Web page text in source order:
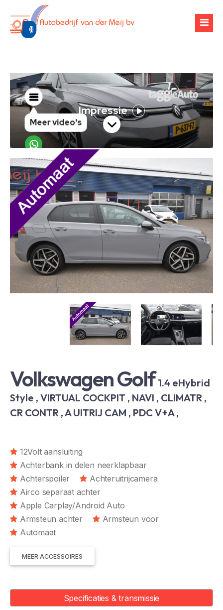
Over ons
Occasions
Werkplaats
Banden & velgen
Airco-onderhoud
Chiptuning
Financiering
Verhuur
Zoekopdracht
Contact
Volkswagen Golf1.4 eHybrid
Style , VIRTUAL COCKPIT , NAVI , CLIMATR ,
CR CONTR , A UITRIJ CAM , PDC V+A ,
12Volt aansluiting
Achterbank in delen neerklapbaar
Achterspoiler
Achteruitrijcamera
Airco separaat achter
Apple Carplay/Android Auto
Armsteun achter
Armsteun voor
Automaat
MEER ACCESSOIRES
Specificaties & transmissie